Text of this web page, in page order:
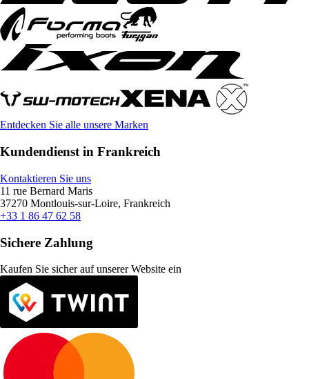
Entdecken Sie alle unsere Marken
Kundendienst in Frankreich
Kontaktieren Sie uns
11 rue Bernard Maris
37270 Montlouis-sur-Loire, Frankreich
+33 1 86 47 62 58
Sichere Zahlung
Kaufen Sie sicher auf unserer Website ein